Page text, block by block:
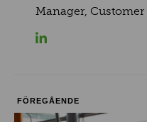
Manager, Customer
FÖREGÅENDE